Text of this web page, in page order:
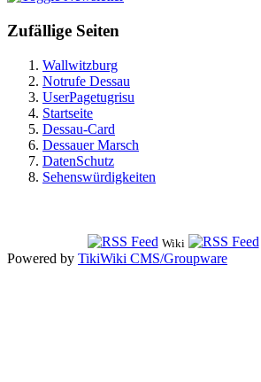
Zufällige Seiten
Wallwitzburg
Notrufe Dessau
UserPagetugrisu
Startseite
Dessau-Card
Dessauer Marsch
DatenSchutz
Sehenswürdigkeiten
Wiki
Powered by TikiWiki CMS/Groupware